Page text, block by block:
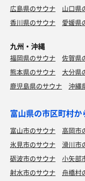
広島県のサウナ
山口県
香川県のサウナ
愛媛県
九州・沖縄
福岡県のサウナ 佐賀県
熊本県のサウナ
大分県
鹿児島県のサウナ
沖縄
富山県の市区町村
富山市のサウナ 高岡市
氷見市のサウナ
滑川市
砺波市のサウナ
小矢部
射水市のサウナ
舟橋村